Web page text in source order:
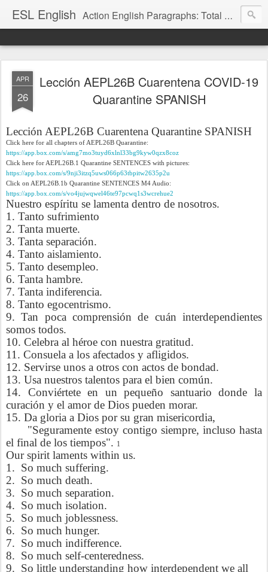
ESL English Action English Paragraphs: Total Physical Response (TPR) Paragraphs for the High School and Adult Language Student
APR
26
Lección AEPL26B Cuarentena COVID-19
Quarantine SPANISH
Lección AEPL26B Cuarentena Quarantine SPANISH
Click here for all chapters of AEPL26B Quarantine:
https://app.box.com/s/amg7mo3tuyd6xlnl33bg9kyw0qzx8coz
Click here for AEPL26B.1 Quarantine SENTENCES with pictures:
https://app.box.com/s/9nji3itzq5uws066p63tbpitw2635p2u
Click on AEPL26B.1b Quarantine SENTENCES M4 Audio:
https://app.box.com/s/vo4jujwqwel46te97pcwq1s3wcrehue2
Nuestro espíritu se lamenta dentro de nosotros.
1. Tanto sufrimiento
2. Tanta muerte.
3. Tanta separación.
4. Tanto aislamiento.
5. Tanto desempleo.
6. Tanta hambre.
7. Tanta indiferencia.
8. Tanto egocentrismo.
9. Tan poca comprensión de cuán interdependientes
somos todos.
10. Celebra al héroe con nuestra gratitud.
11. Consuela a los afectados y afligidos.
12. Servirse unos a otros con actos de bondad.
13. Usa nuestros talentos para el bien común.
14. Conviértete en un pequeño santuario donde la
curación y el amor de Dios pueden morar.
15. Da gloria a Dios por su gran misericordia,
"Seguramente estoy contigo siempre, incluso hasta
el final de los tiempos". 1
Our spirit laments within us.
1. So much suffering.
2. So much death.
3. So much separation.
4. So much isolation.
5. So much joblessness.
6. So much hunger.
7. So much indifference.
8. So much self-centeredness.
9. So little understanding how interdependent we all